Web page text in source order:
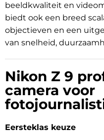
beeldkwaliteit en
biedt ook een breed
objectieven en een
van snelheid,
Nikon Z 9
camera voor
Eersteklas keuze